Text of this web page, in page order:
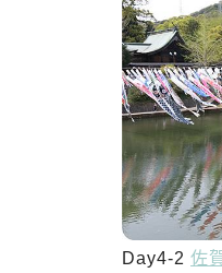
Day4-2 佐